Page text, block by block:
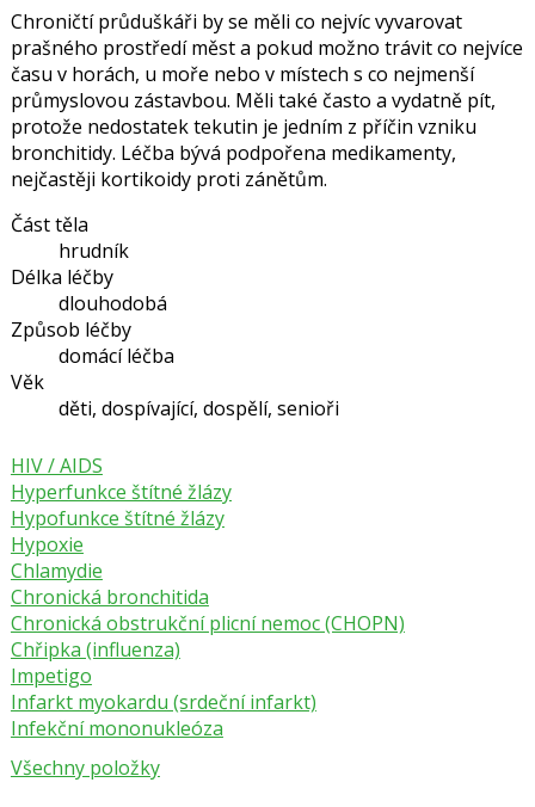
Chroničtí průduškáři by se měli co nejvíc vyvarovat
prašného prostředí měst a pokud možno trávit co nejvíce
času v horách, u moře nebo v místech s co nejmenší
průmyslovou zástavbou. Měli také často a vydatně pít,
protože nedostatek tekutin je jedním z příčin vzniku
bronchitidy. Léčba bývá podpořena medikamenty,
nejčastěji kortikoidy proti zánětům.
Část těla
hrudník
Délka léčby
dlouhodobá
Způsob léčby
domácí léčba
Věk
děti, dospívající, dospělí, senioři
HIV / AIDS
Hyperfunkce štítné žlázy
Hypofunkce štítné žlázy
Hypoxie
Chlamydie
Chronická bronchitida
Chronická obstrukční plicní nemoc (CHOPN)
Chřipka (influenza)
Impetigo
Infarkt myokardu (srdeční infarkt)
Infekční mononukleóza
Všechny položky